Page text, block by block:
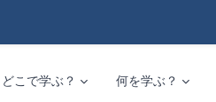
どこで学ぶ？ 何を学ぶ？